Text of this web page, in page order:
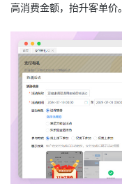
高消费金额，抬升客单价。